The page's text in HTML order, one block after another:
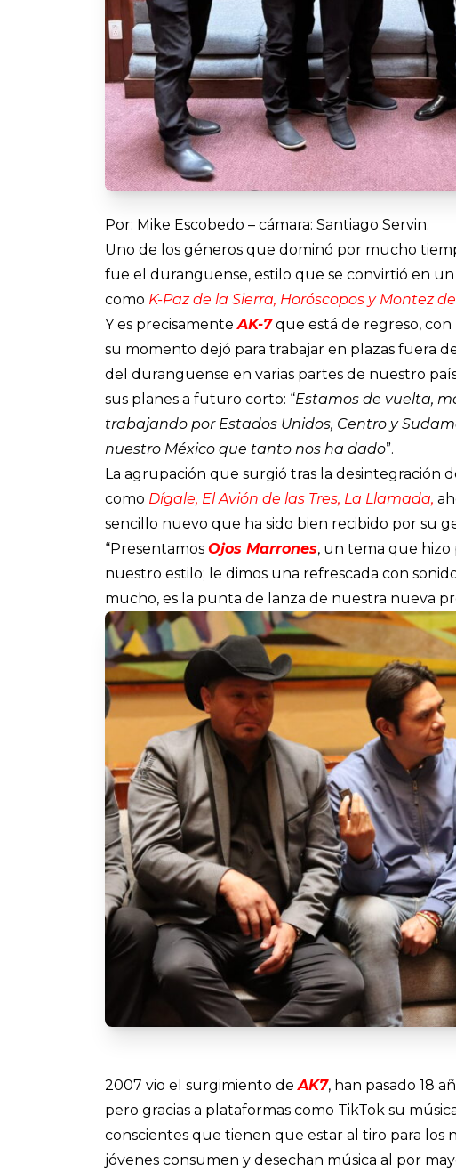
Por: Mike Escobedo – cámara: Santiago Servin.
Uno de los géneros que dominó por mucho
fue el duranguense, estilo que se convirtió en
como K-Paz de la Sierra, Horóscopos y Montez
Y es precisamenteAK-7que está de regreso,
su momento dejó para trabajar en plazas fuera
del duranguense en varias partes de nuestro
sus planes a futuro corto: “Estamos de vuelta,
trabajando por Estados Unidos, Centro y
nuestro México que tanto nos ha dado”.
La agrupación que surgió tras la desintegración
como Dígale, El Avión de las Tres, La Llamada,
sencillo nuevo que ha sido bien recibido por su
“Presentamos Ojos Marrones, un tema que hizo
nuestro estilo; le dimos una refrescada con
mucho, es la punta de lanza de nuestra nueva
2007 vio el surgimiento deAK7, han pasado 18
pero gracias a plataformas como TikTok su
conscientes que tienen que estar al tiro para los
jóvenes consumen y desechan música al por